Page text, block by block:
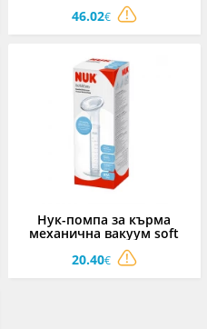
46.02€
Нук-помпа за кърма
механична вакуум soft
20.40€